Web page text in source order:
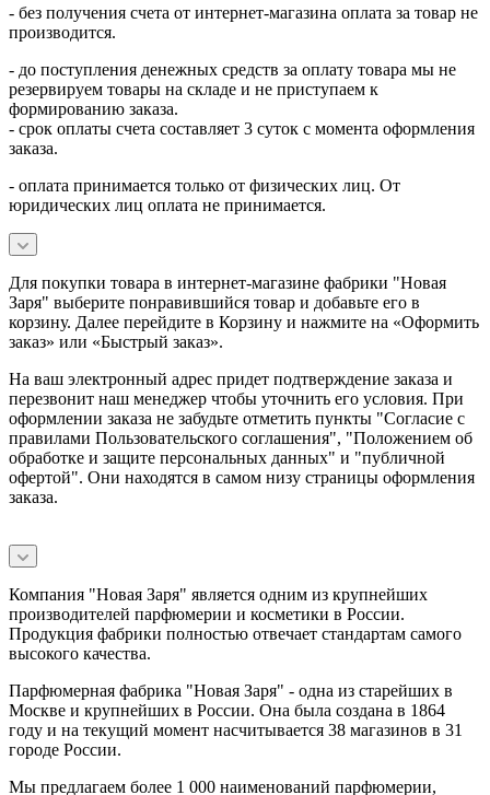
- без получения счета от интернет-магазина оплата за товар не
производится.
- до поступления денежных средств за оплату товара мы не
резервируем товары на складе и не приступаем к
формированию заказа.
- срок оплаты счета составляет 3 суток с момента оформления
заказа.
- оплата принимается только от физических лиц. От
юридических лиц оплата не принимается.
Для покупки товара в интернет-магазине фабрики "Новая
Заря" выберите понравившийся товар и добавьте его в
корзину. Далее перейдите в Корзину и нажмите на «Оформить
заказ» или «Быстрый заказ».
На ваш электронный адрес придет подтверждение заказа и
перезвонит наш менеджер чтобы уточнить его условия. При
оформлении заказа не забудьте отметить пункты "Согласие с
правилами Пользовательского соглашения", "Положением об
обработке и защите персональных данных" и "публичной
офертой". Они находятся в самом низу страницы оформления
заказа.
Компания "Новая Заря" является одним из крупнейших
производителей парфюмерии и косметики в России.
Продукция фабрики полностью отвечает стандартам самого
высокого качества.
Парфюмерная фабрика "Новая Заря" - одна из старейших в
Москве и крупнейших в России. Она была создана в 1864
году и на текущий момент насчитывается 38 магазинов в 31
городе России.
Мы предлагаем более 1 000 наименований парфюмерии,